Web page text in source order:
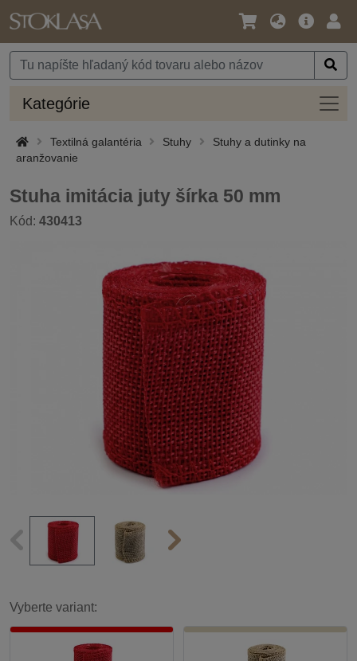
Jazyk
Mena
Hlavná
Kategórie
Textilná galantéria Stuhy
Stuhy a dutinky na
aranžovanie
Stuha imitácia juty šírka 50 mm
Kód: 430413
Vyberte variant: